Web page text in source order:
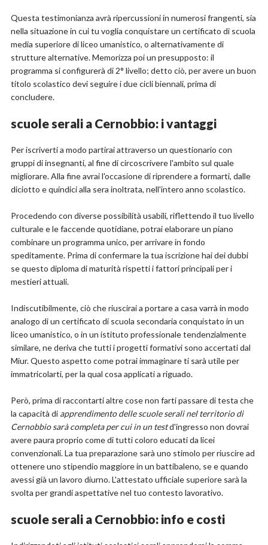
Questa testimonianza avrà ripercussioni in numerosi frangenti, sia
nella situazione in cui tu voglia conquistare un certificato di scuola
media superiore di liceo umanistico, o alternativamente di
strutture alternative. Memorizza poi un presupposto: il
programma si configurerà di 2° livello; detto ciò, per avere un buon
titolo scolastico devi seguire i due cicli biennali, prima di
concludere.
scuole serali a Cernobbio: i vantaggi
Per iscriverti a modo partirai attraverso un questionario con
gruppi di insegnanti, al fine di circoscrivere l'ambito sul quale
migliorare. Alla fine avrai l'occasione di riprendere a formarti, dalle
diciotto e quindici alla sera inoltrata, nell'intero anno scolastico.
Procedendo con diverse possibilità usabili, riflettendo il tuo livello
culturale e le faccende quotidiane, potrai elaborare un piano
combinare un programma unico, per arrivare in fondo
speditamente. Prima di confermare la tua iscrizione hai dei dubbi
se questo diploma di maturità rispetti i fattori principali per i
mestieri attuali.
Indiscutibilmente, ciò che riuscirai a portare a casa varrà in modo
analogo di un certificato di scuola secondaria conquistato in un
liceo umanistico, o in un istituto professionale tendenzialmente
similare, ne deriva che tutti i progetti formativi sono accertati dal
Miur. Questo aspetto come potrai immaginare ti sarà utile per
immatricolarti, per la qual cosa applicati a riguado.
Però, prima di raccontarti altre cose non farti passare di testa che
la capacità di apprendimento delle scuole serali nel territorio di
Cernobbio sarà completa per cui in un testd'ingresso non dovrai
avere paura proprio come di tutti coloro educati da licei
convenzionali. La tua preparazione sarà uno stimolo per riuscire ad
ottenere uno stipendio maggiore in un battibaleno, se e quando
avessi già un lavoro diurno. L'attestato ufficiale superiore sarà la
svolta per grandi aspettative nel tuo contesto lavorativo.
scuole serali a Cernobbio: info e costi